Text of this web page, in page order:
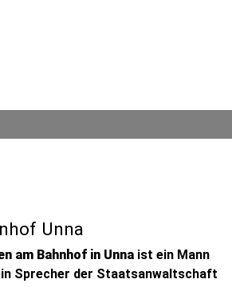
Unna
am Bahnhof in Unna ist ein Mann
Sprecher der Staatsanwaltschaft